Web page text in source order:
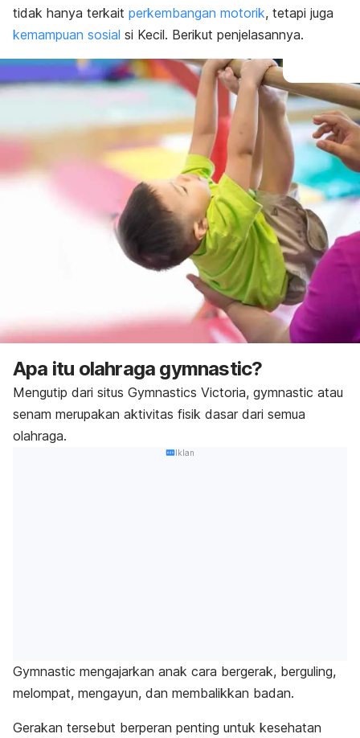
tidak hanya terkait perkembangan motorik, tetapi juga
kemampuan sosial si Kecil. Berikut penjelasannya.
Apa itu olahraga gymnastic?
Mengutip dari situs Gymnastics Victoria, gymnastic atau
senam merupakan aktivitas fisik dasar dari semua
olahraga.
Iklan
Gymnastic mengajarkan anak cara bergerak, berguling,
melompat, mengayun, dan membalikkan badan.
Gerakan tersebut berperan penting untuk kesehatan